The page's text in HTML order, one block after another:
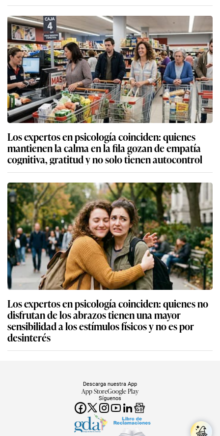
Los expertos en psicología coinciden: quienes
mantienen la calma en la fila gozan de empatía
cognitiva, gratitud y no solo tienen autocontrol
Los expertos en psicología coinciden: quienes no
disfrutan de los abrazos tienen una mayor
sensibilidad a los estímulos físicos y no es por
desinterés
Síguenos
Descarga nuestra App
App StoreGoogle Play